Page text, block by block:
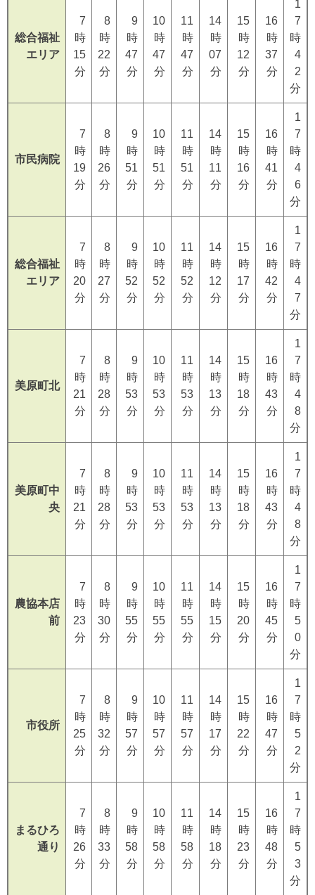
総合福祉
エリア
7
時
15
分
8
時
22
分
9
時
47
分
10
時
47
分
11
時
47
分
14
時
07
分
15
時
12
分
16
時
37
分
1
7
時
4
2
分
市民病院
7
時
19
分
8
時
26
分
9
時
51
分
10
時
51
分
11
時
51
分
14
時
11
分
15
時
16
分
16
時
41
分
1
7
時
4
6
分
総合福祉
エリア
7
時
20
分
8
時
27
分
9
時
52
分
10
時
52
分
11
時
52
分
14
時
12
分
15
時
17
分
16
時
42
分
1
7
時
4
7
分
美原町北
7
時
21
分
8
時
28
分
9
時
53
分
10
時
53
分
11
時
53
分
14
時
13
分
15
時
18
分
16
時
43
分
1
7
時
4
8
分
美原町中
央
7
時
21
分
8
時
28
分
9
時
53
分
10
時
53
分
11
時
53
分
14
時
13
分
15
時
18
分
16
時
43
分
1
7
時
4
8
分
農協本店
前
7
時
23
分
8
時
30
分
9
時
55
分
10
時
55
分
11
時
55
分
14
時
15
分
15
時
20
分
16
時
45
分
1
7
時
5
0
分
市役所
7
時
25
分
8
時
32
分
9
時
57
分
10
時
57
分
11
時
57
分
14
時
17
分
15
時
22
分
16
時
47
分
1
7
時
5
2
分
まるひろ
通り
7
時
26
分
8
時
33
分
9
時
58
分
10
時
58
分
11
時
58
分
14
時
18
分
15
時
23
分
16
時
48
分
1
7
時
5
3
分